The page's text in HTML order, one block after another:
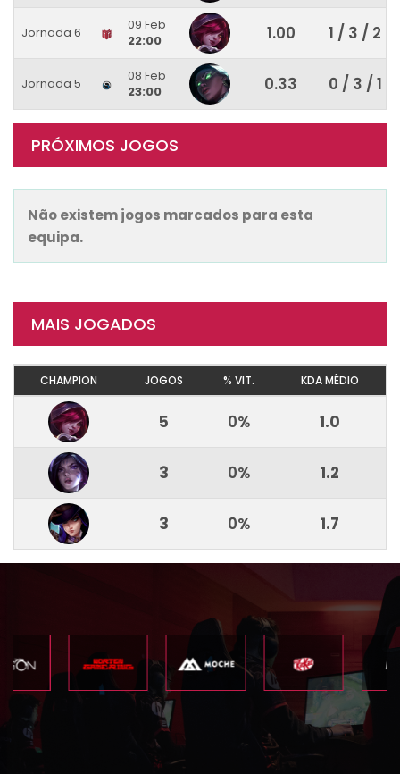
Jornada 6
09 Feb
22:00
1.00 1 / 3 / 2
Jornada 5
08 Feb
23:00
0.33 0 / 3 / 1
PRÓXIMOS JOGOS
Não existem jogos marcados para esta
equipa.
MAIS JOGADOS
CHAMPION JOGOS % VIT. KDA MÉDIO
5 0% 1.0
3 0% 1.2
3 0% 1.7